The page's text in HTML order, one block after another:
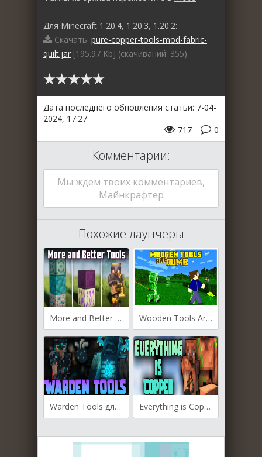
Для Minecraft 1.20.4, 1.20.3, 1.20.2:
Скачать: pure-copper-tools-mod-fabric-
quilt.jar [195.97 Kb] (cкачиваний: 355)
Дата последнего обновления статьи: 7-04-
2024, 17:27
0
717
Комментарии:
Мы ждем твоих комментариев,
Майнкрафтер
Похожие лаунчеры
More and Better Tools для Майнкрафт [1.20.1, 1.19.4, 1.19.2] Wooden Tools Are Dumb для Майнкрафт [1.20.4, 1.20.1, 1.19.3]
Warden Tools для Майнкрафт [1.20.1, 1.19.2, 1.19.1] Everything is Copper для Майнкрафт [1.19.3, 1.19.2, 1.19]